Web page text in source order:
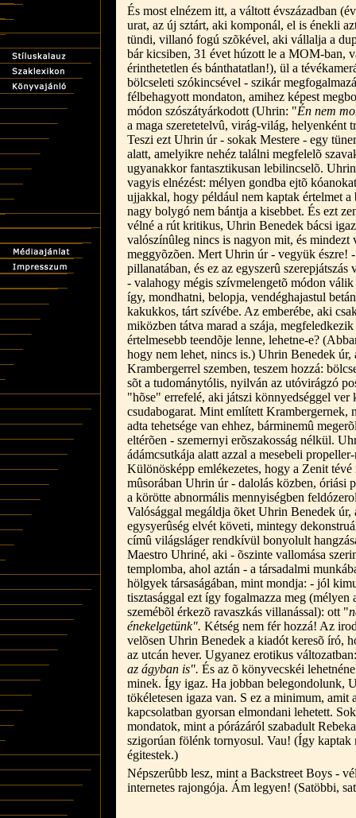
És most elnézem itt, a váltott évszázadban
urat, az új sztárt, aki komponál, el is énekli
tündi, villanó fogú szõkével, aki vállalja a
bár kicsiben, 31 évet húzott le a MOM-ban,
érinthetetlen és bánthatatlan!), ül a
bölcseleti szókincsével - szikár
félbehagyott mondaton, amihez képest
módon szószátyárkodott (Uhrin: "Én nem
a maga szeretetelvû, virág-világ, helyenként
Teszi ezt Uhrin úr - sokak Mestere - egy
alatt, amelyikre nehéz találni megfelelõ
ugyanakkor fantasztikusan lebilincselõ.
vagyis elnézést: mélyen gondba ejtõ
ujjakkal, hogy például nem kaptak értelmet
nagy bolygó nem bántja a kisebbet. És ezt
vélné a rút kritikus, Uhrin Benedek bácsi
valószínûleg nincs is nagyon mit, és mindezt
meggyõzõen. Mert Uhrin úr - vegyük észre!
pillanatában, és ez az egyszerû
- valahogy mégis szívmelengetõ módon
így, mondhatni, belopja, vendéghajastul
kakukkos, tárt szívébe. Az emberébe, aki
miközben tátva marad a szája,
értelmesebb teendõje lenne, lehetne-e?
hogy nem lehet, nincs is.) Uhrin Benedek
Krambergerrel szemben, teszem hozzá:
sõt a tudománytólis, nyilván az utóvirágzó
"hõse" errefelé, aki játszi könnyedséggel ver
csudabogarat. Mint említett Krambergernek,
adta tehetsége van ehhez, bárminemû
eltérõen - szemernyi erõszakosság nélkül.
ádámcsutkája alatt azzal a mesebeli
Különösképp emlékezetes, hogy a Zenit
mûsorában Uhrin úr - dalolás közben, óriási
a körötte abnormális mennyiségben
Valósággal megáldja õket Uhrin Benedek úr,
egysyerûség elvét követi, mintegy
címû világsláger rendkívül bonyolult
Maestro Uhriné, aki - õszinte vallomása
templomba, ahol aztán - a társadalmi
hölgyek társaságában, mint mondja: - jól
tisztasággal ezt így fogalmazza meg (mélyen
szemébõl érkezõ ravaszkás villanással): ott "
énekelgetünk". Kétség nem fér hozzá! Az
velõsen Uhrin Benedek a kiadót keresõ író,
az utcán hever. Ugyanez erotikus
az ágyban is". És az õ könyvecskéi
minek. Így igaz. Ha jobban belegondolunk,
tökéletesen igaza van. S ez a minimum, amit
kapcsolatban gyorsan elmondani lehetett.
mondatok, mint a pórázáról szabadult
szigorúan fölénk tornyosul. Vau! (Így kaptak
égitestek.)
Népszerûbb lesz, mint a Backstreet Boys -
internetes rajongója. Ám legyen! (Satöbbi,